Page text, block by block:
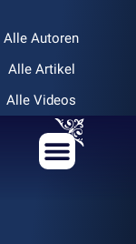
Alle Autoren
Alle Artikel
Alle Videos